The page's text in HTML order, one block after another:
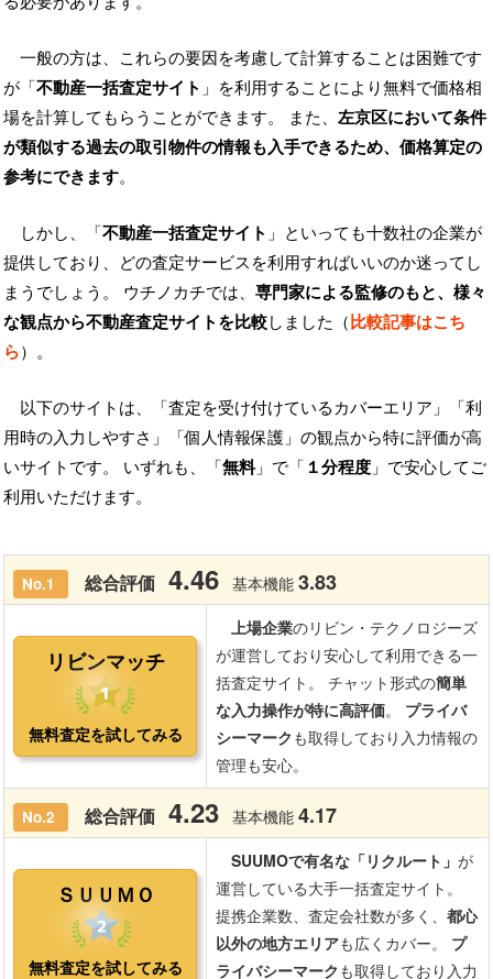
一般の方は、これらの要因を考慮して計算することは困難です
が「不動産一括査定サイト 」を利用することにより無料で価格相
場を計算してもらうことができます。 また、 左京区において条件
が類似する過去の取引物件の情報も入手できるため、価格算定の
参考にできます。
しかし、「不動産一括査定サイト 」といっても十数社の企業が
提供しており、どの査定サービスを利用すればいいのか迷ってし
まうでしょう。 ウチノカチでは、 専門家による監修のもと、様々
な観点から不動産査定サイトを比較しました（比較記事はこち
ら）。
以下のサイトは、「査定を受け付けているカバーエリア」「利
用時の入力しやすさ」「個人情報保護」の観点から特に評価が高
いサイトです。 いずれも、「無料」で「 １分程度 」で安心してご
利用いただけます。